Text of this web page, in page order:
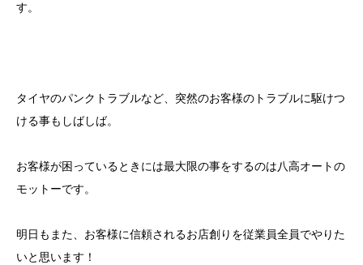
す。
タイヤのパンクトラブルなど、突然のお客様のトラブルに駆けつ
ける事もしばしば。
お客様が困っているときには最大限の事をするのは八高オートの
モットーです。
明日もまた、お客様に信頼されるお店創りを従業員全員でやりた
いと思います！